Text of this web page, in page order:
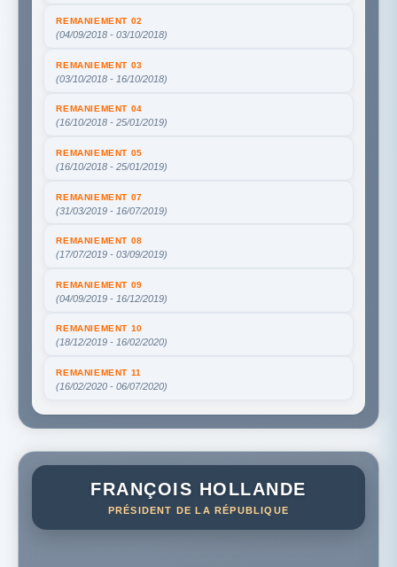
REMANIEMENT 02
(04/09/2018 - 03/10/2018)
REMANIEMENT 03
(03/10/2018 - 16/10/2018)
REMANIEMENT 04
(16/10/2018 - 25/01/2019)
REMANIEMENT 05
(16/10/2018 - 25/01/2019)
REMANIEMENT 07
(31/03/2019 - 16/07/2019)
REMANIEMENT 08
(17/07/2019 - 03/09/2019)
REMANIEMENT 09
(04/09/2019 - 16/12/2019)
REMANIEMENT 10
(18/12/2019 - 16/02/2020)
REMANIEMENT 11
(16/02/2020 - 06/07/2020)
FRANÇOIS HOLLANDE
PRÉSIDENT DE LA RÉPUBLIQUE